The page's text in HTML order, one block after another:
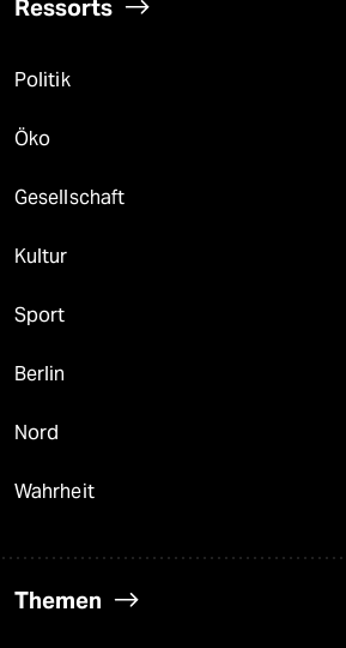
Ressorts
Politik
Öko
Gesellschaft
Kultur
Sport
Berlin
Nord
Wahrheit
Themen